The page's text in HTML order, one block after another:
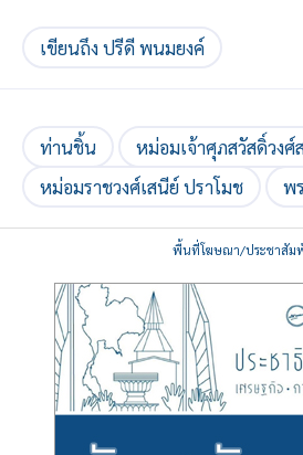
เขียนถึง ปรีดี พนมยงค์
ท่านชิ้น
หม่อมเจ้าศุภสวัสดิ์วง
หม่อมราชวงศ์เสนีย์ ปราโมช
พ
พื้นที่โฆษณา/ประชาสัม